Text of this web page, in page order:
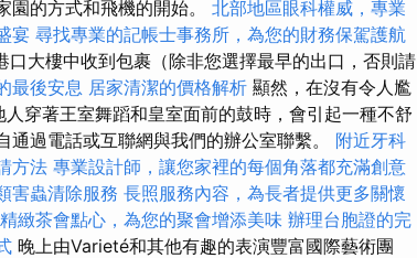
園的方式和飛機的開始。 北部地區眼科權威，專業
宴 尋找專業的記帳士事務所，為您的財務保駕護航
口大樓中收到包裹（除非您選擇最早的出口，否則請
最後安息 居家清潔的價格解析 顯然，在沒有令人尷
穿著王室舞蹈和皇室面前的鼓時，會引起一種不舒
過電話或互聯網與我們的辦公室聯繫。 附近牙科
方法 專業設計師，讓您家裡的每個角落都充滿創意
害蟲清除服務 長照服務內容，為長者提供更多關懷
精緻茶會點心，為您的聚會增添美味 辦理台胞證的完
晚上由Varieté和其他有趣的表演豐富國際藝術團